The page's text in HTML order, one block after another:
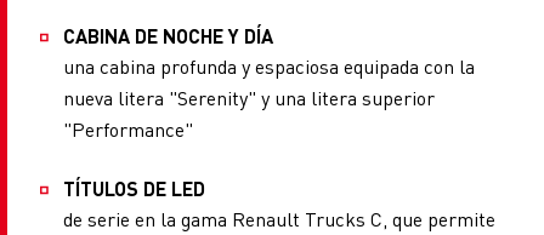
CABINA DE NOCHE Y DÍA
una cabina profunda y espaciosa equipada con la
nueva litera "Serenity" y una litera superior
"Performance"
TÍTULOS DE LED
de serie en la gama Renault Trucks C, que permite